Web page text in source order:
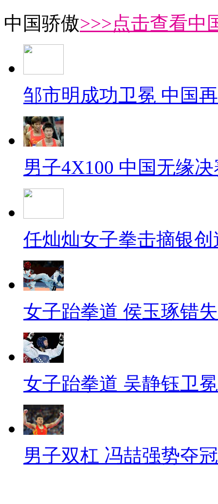
中国骄傲>>>点击查看中
邹市明成功卫冕 中国
男子4X100 中国无缘
任灿灿女子拳击摘银
女子跆拳道 侯玉琢错
女子跆拳道 吴静钰卫冕
男子双杠 冯喆强势夺冠